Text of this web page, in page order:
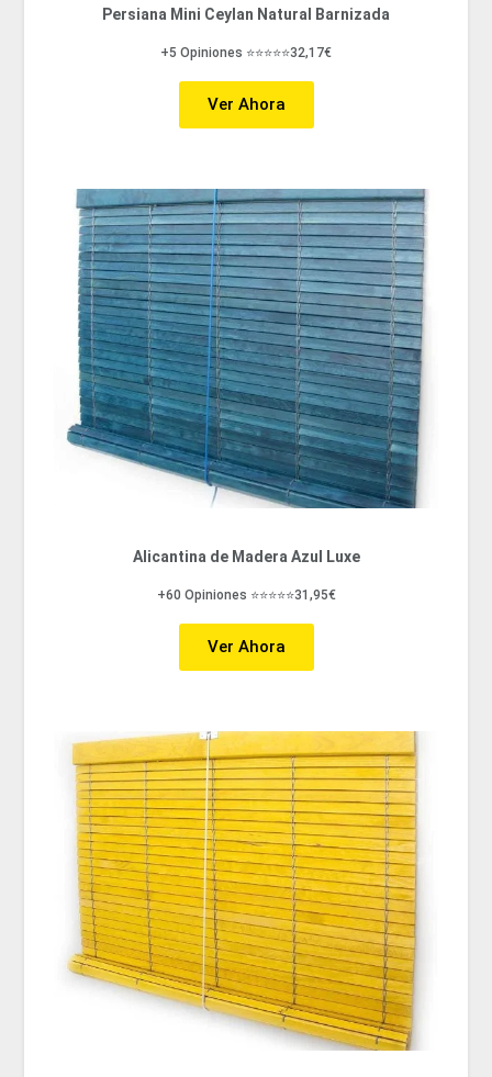
Persiana Mini Ceylan Natural Barnizada
+5 Opiniones ⭐⭐⭐⭐⭐32,17€
Ver Ahora
Alicantina de Madera Azul Luxe
+60 Opiniones ⭐⭐⭐⭐⭐31,95€
Ver Ahora